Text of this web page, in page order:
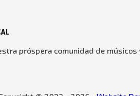
próspera comunidad de